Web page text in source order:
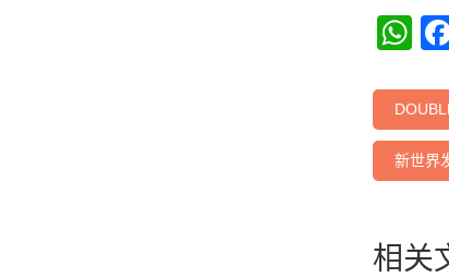
新世界
相关